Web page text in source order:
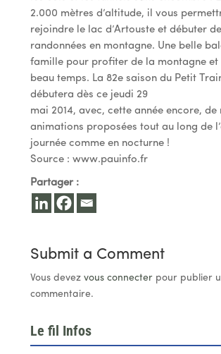
2.000 mètres d’altitude, il vous
rejoindre le lac d’Artouste et débuter
randonnées en montagne. Une belle
famille pour profiter de la montagne et
beau temps. La 82e saison du Petit
débutera dès ce jeudi 29
mai 2014, avec, cette année encore, de
animations proposées tout au long de
journée comme en nocturne !
Source : www.pauinfo.fr
Partager :
Submit a Comment
Vous devez vous connecterpour publier
commentaire.
Le fil Infos